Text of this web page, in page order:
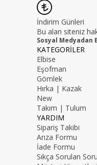
İndirim Günleri
Bu alan siteniz
Sosyal Medyadan
KATEGORİLER
Elbise
Eşofman
Gömlek
Hırka | Kazak
New
Takım | Tulum
YARDIM
Sipariş Takibi
Arıza Formu
İade Formu
Sıkça Sorulan